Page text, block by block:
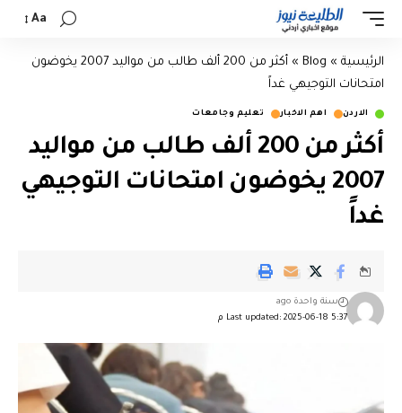
Aa
الرئيسية »
Blog
»
أكثر من 200 ألف طالب من مواليد 2007 يخوضون
امتحانات التوجيهي غداً
الاردن اهم الاخبار تعليم وجامعات
أكثر من 200 ألف طالب من مواليد
2007 يخوضون امتحانات التوجيهي
غداً
Last updated: 2025-06-18 5:37 م
سنة واحدة ago